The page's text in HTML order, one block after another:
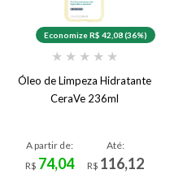
Economize R$ 42,08 (36%)
★ ★ ★ ★ ★
Óleo de Limpeza Hidratante
CeraVe 236ml
A partir de:
R$ 74,04
Até:
R$ 116,12